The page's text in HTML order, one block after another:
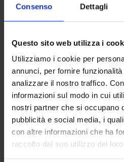
Consenso Dettagli
Questo sito web utilizza i
Utilizziamo i cookie per
annunci, per fornire
analizzare il nostro traffico.
informazioni sul modo in cui
nostri partner che si occupano
pubblicità e social media, i
con altre informazioni che ha
raccolto dal suo utilizzo dei
SHOP
Crea la tua box
Scegli il tuo kit
DOWNLOAD
Media-kit
TUTORIAL & ISPIRAZIONI
Lesson Plan
Recipe
Video
C-DISTRIBUTOR
Area Privata
CONTATTI
HEADQUARTER
Via Pietramarina, 53
Sovigliana FI
HEAD OFFICE AND
Via del Lavoro, 65 I 50056